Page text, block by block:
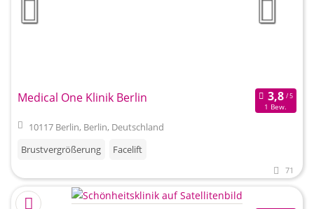
Medical One Klinik Berlin
1 Bew.
10117 Berlin, Berlin, Deutschland
Brustvergrößerung
Facelift
71